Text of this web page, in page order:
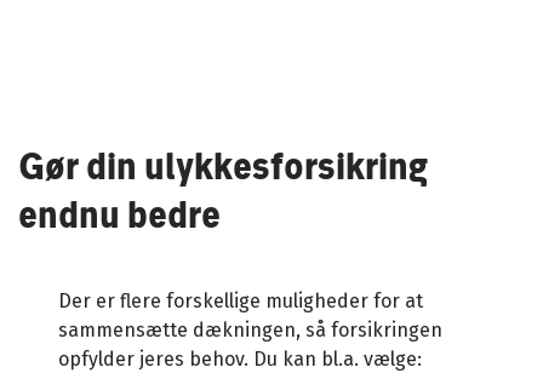
Gør din ulykkesforsikring
endnu bedre
Der er flere forskellige muligheder for at
sammensætte dækningen, så forsikringen
opfylder jeres behov. Du kan bl.a. vælge: